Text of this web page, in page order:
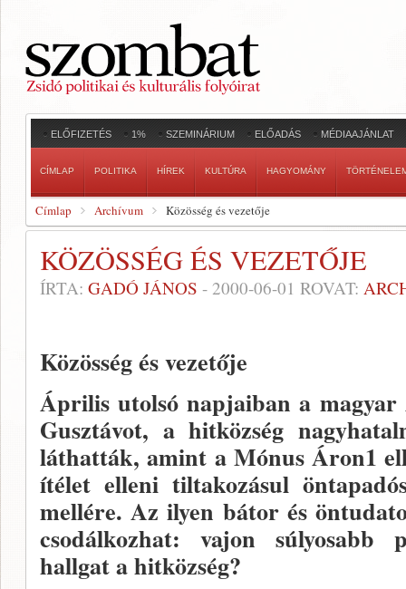
ELŐFIZETÉS 1% SZEMINÁRIUM ELŐADÁS MÉDIAAJÁNLAT
CÍMLAP POLITIKA HÍREK KULTÚRA HAGYOMÁNY
Címlap Archívum Közösség és vezetője
KÖZÖSSÉG ÉS VEZETŐJE
ÍRTA: GADÓ JÁNOS - 2000-06-01 ROVAT:
Közösség és vezetője
Április utolsó napjaiban a
Gusztávot, a hitközség
láthatták, amint a Mónus Áron1
ítélet elleni tiltakozásul
mellére. Az ilyen bátor és
csodálkozhat: vajon
hallgat a hitközség?